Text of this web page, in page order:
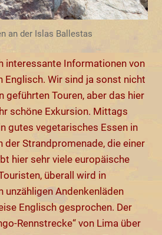
an der Islas Ballestas
interessante Informationen von
Englisch. Wir sind ja sonst nicht
geführten Touren, aber das hier
schöne Exkursion. Mittags
gutes vegetarisches Essen in
der Strandpromenade, die einer
hier sehr viele europäische
überall wird in
unzähligen Andenkenläden
Englisch gesprochen. Der
Rennstrecke“ von Lima über